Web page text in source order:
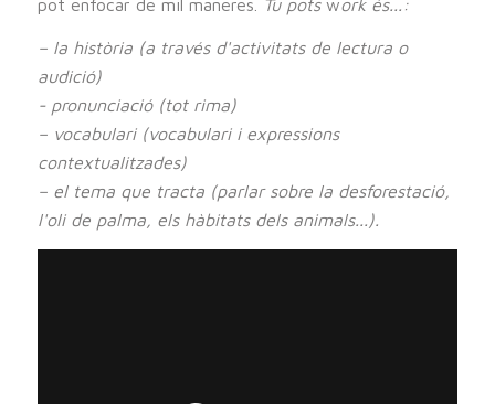
pot enfocar de mil maneres.
Tu potswork és...:
– la història (a través d'activitats de lectura o
audició)
- pronunciació (tot rima)
– vocabulari (vocabulari i expressions
contextualitzades)
– el tema que tracta (parlar sobre la desforestació,
l'oli de palma, els hàbitats dels animals...).